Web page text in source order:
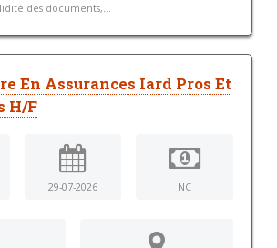
des documents,...
En Assurances Iard Pros Et
H/F
29-07-2026 NC